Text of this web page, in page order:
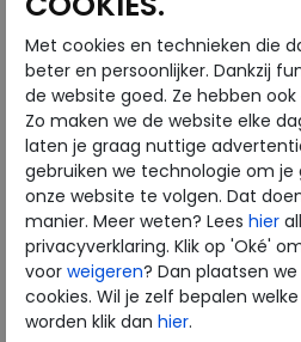
Gabor
Piedi Nudi
Pikolinos
Solidus
Think
Waldlaufer
Westland
Wolky
Herenschoenen
Australian
Birkenstock
Clarks
Met cookies en technieken die
beter en persoonlijker. Dankzij
de website goed. Ze hebben
Zo maken we de website elke
laten je graag nuttige
gebruiken we technologie om
onze website te volgen. Dat
manier. Meer weten? Lees hier
privacyverklaring. Klik op 'Oké'
voor weigeren? Dan plaatsen
cookies. Wil je zelf bepalen
worden klik dan hier.